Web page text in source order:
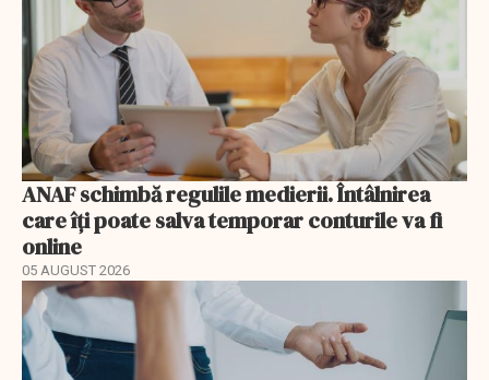
ANAF schimbă regulile medierii. Întâlnirea
care îți poate salva temporar conturile va fi
online
05 AUGUST 2026